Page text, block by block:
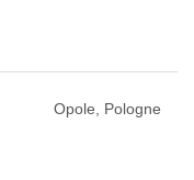
Opole, Pologne